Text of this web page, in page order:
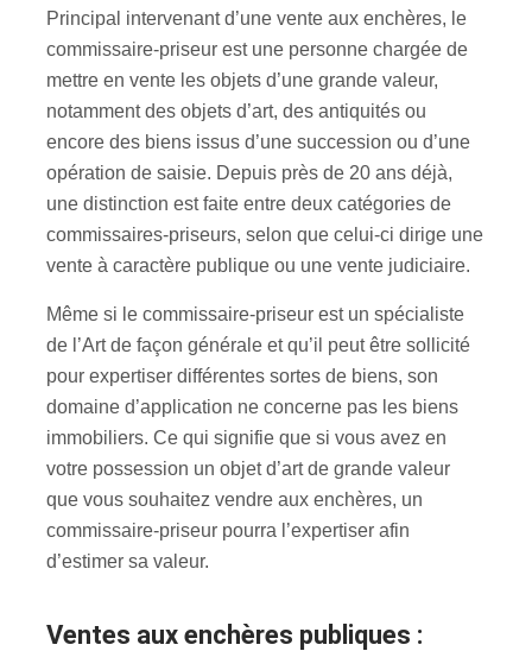
Principal intervenant d’une vente aux enchères, le
commissaire-priseur est une personne chargée de
mettre en vente les objets d’une grande valeur,
notamment des objets d’art, des antiquités ou
encore des biens issus d’une succession ou d’une
opération de saisie. Depuis près de 20 ans déjà,
une distinction est faite entre deux catégories de
commissaires-priseurs, selon que celui-ci dirige une
vente à caractère publique ou une vente judiciaire.
Même si le commissaire-priseur est un spécialiste
de l’Art de façon générale et qu’il peut être sollicité
pour expertiser différentes sortes de biens, son
domaine d’application ne concerne pas les biens
immobiliers. Ce qui signifie que si vous avez en
votre possession un objet d’art de grande valeur
que vous souhaitez vendre aux enchères, un
commissaire-priseur pourra l’expertiser afin
d’estimer sa valeur.
Ventes aux enchères publiques :